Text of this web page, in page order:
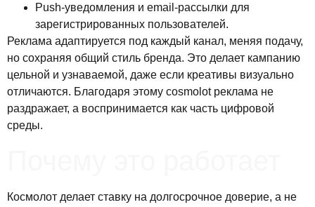
Push-уведомления и email-рассылки для
зарегистрированных пользователей.
Реклама адаптируется под каждый канал, меняя подачу,
но сохраняя общий стиль бренда. Это делает кампанию
цельной и узнаваемой, даже если креативы визуально
отличаются. Благодаря этому cosmolot реклама не
раздражает, а воспринимается как часть цифровой
среды.
Космолот делает ставку на долгосрочное доверие, а не